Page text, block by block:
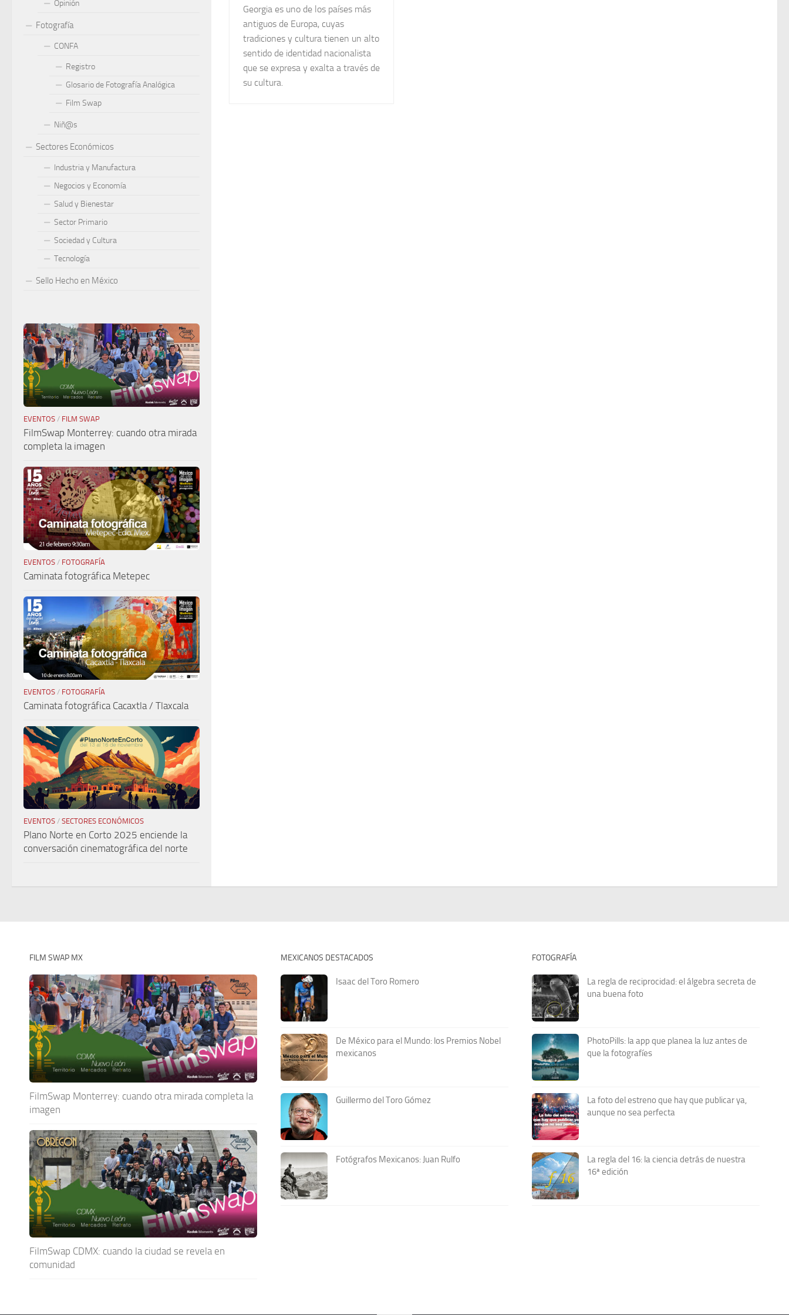
Georgia es uno de los países más
antiguos de Europa, cuyas
tradiciones y cultura tienen un alto
sentido de identidad nacionalista
que se expresa y exalta a través de
su cultura.
Opinión
Fotografía
CONFA
Registro
Glosario de Fotografía Analógica
Film Swap
Niñ@s
Sectores Económicos
Industria y Manufactura
Negocios y Economía
Salud y Bienestar
Sector Primario
Sociedad y Cultura
Tecnología
Sello Hecho en México
EVENTOS / FILM SWAP
FilmSwap Monterrey: cuando otra mirada
completa la imagen
EVENTOS / FOTOGRAFÍA
Caminata fotográfica Metepec
EVENTOS / FOTOGRAFÍA
Caminata fotográfica Cacaxtla / Tlaxcala
EVENTOS / SECTORES ECONÓMICOS
Plano Norte en Corto 2025 enciende la
conversación cinematográfica del norte
FILM SWAP MX
FilmSwap Monterrey: cuando otra mirada completa la
imagen
FilmSwap CDMX: cuando la ciudad se revela en
comunidad
MEXICANOS DESTACADOS
Isaac del Toro Romero
De México para el Mundo: los Premios Nobel
mexicanos
Guillermo del Toro Gómez
Fotógrafos Mexicanos: Juan Rulfo
FOTOGRAFÍA
La regla de reciprocidad: el álgebra secreta de
una buena foto
PhotoPills: la app que planea la luz antes de
que la fotografíes
La foto del estreno que hay que publicar ya,
aunque no sea perfecta
La regla del 16: la ciencia detrás de nuestra
16ª edición